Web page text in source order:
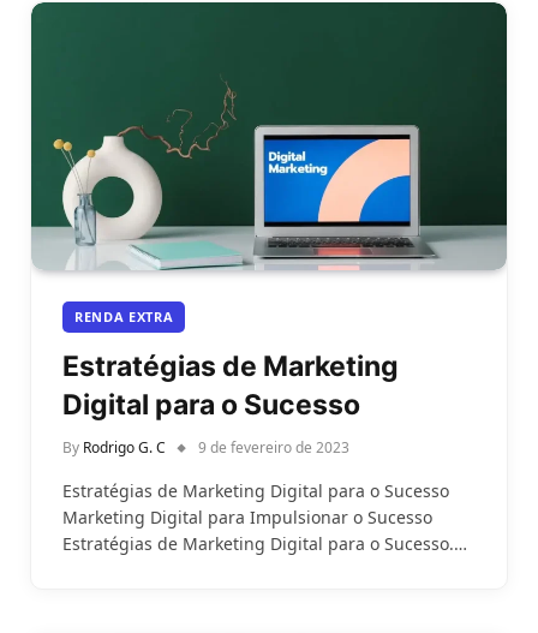
RENDA EXTRA
Estratégias de Marketing
Digital para o Sucesso
By Rodrigo G. C 9 de fevereiro de 2023
Estratégias de Marketing Digital para o Sucesso
Marketing Digital para Impulsionar o Sucesso
Estratégias de Marketing Digital para o Sucesso.…